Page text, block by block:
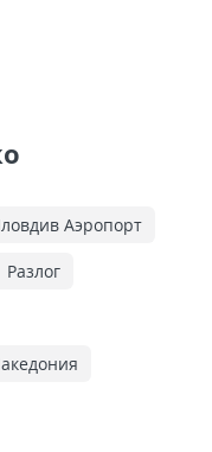
Аэропорт